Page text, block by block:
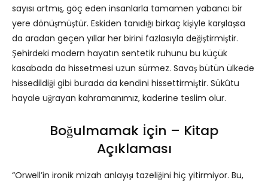
sayısı artmış, göç eden insanlarla tamamen yabancı bir
yere dönüşmüştür. Eskiden tanıdığı birkaç kişiyle karşılaşsa
da aradan geçen yıllar her birini fazlasıyla değiştirmiştir.
Şehirdeki modern hayatın sentetik ruhunu bu küçük
kasabada da hissetmesi uzun sürmez. Savaş bütün ülkede
hissedildiği gibi burada da kendini hissettirmiştir. Sükûtu
hayale uğrayan kahramanımız, kaderine teslim olur.
Boğulmamak İçin – Kitap
Açıklaması
“Orwell’in ironik mizah anlayışı tazeliğini hiç yitirmiyor. Bu,